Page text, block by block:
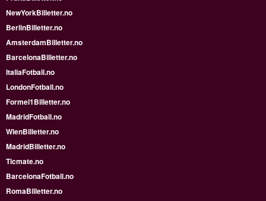
NewYorkBilletter.no
BerlinBilletter.no
AmsterdamBilletter.no
BarcelonaBilletter.no
ItaliaFotball.no
LondonFotball.no
Formel1Billetter.no
MadridFotball.no
WienBilletter.no
MadridBilletter.no
Ticmate.no
BarcelonaFotball.no
RomaBilletter.no